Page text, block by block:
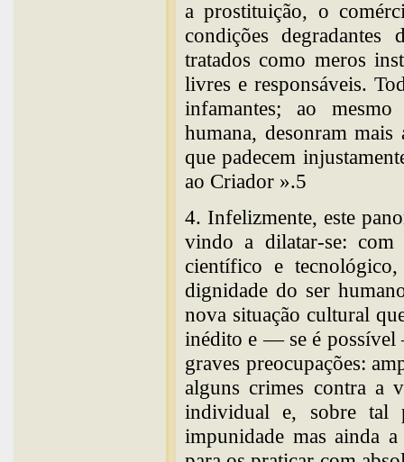
a prostituição, o
condições
tratados como meros
livres e responsáveis.
infamantes; ao
humana, desonram
que padecem
ao Criador ».5
4. Infelizmente, este
vindo a dilatar-se: com
científico e
dignidade do ser
nova situação cultural
inédito e — se é possível
graves preocupações:
alguns crimes contra a
individual e, sobre tal
impunidade mas ainda